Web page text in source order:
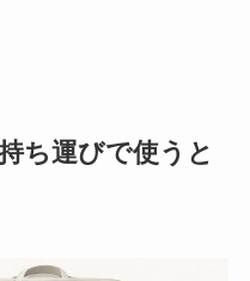
ち運びで使うと